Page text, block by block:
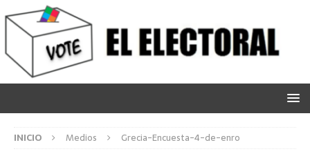
INICIO Medios Grecia-Encuesta-4-de-enro